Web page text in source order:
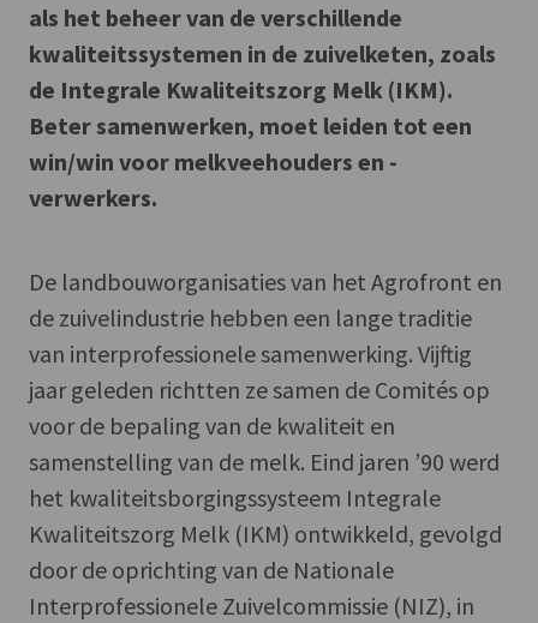
als het beheer van de verschillende
kwaliteitssystemen in de zuivelketen, zoals
de Integrale Kwaliteitszorg Melk (IKM).
Beter samenwerken, moet leiden tot een
win/win voor melkveehouders en -
verwerkers.
De landbouworganisaties van het Agrofront en
de zuivelindustrie hebben een lange traditie
van interprofessionele samenwerking. Vijftig
jaar geleden richtten ze samen de Comités op
voor de bepaling van de kwaliteit en
samenstelling van de melk. Eind jaren ’90 werd
het kwaliteitsborgingssysteem Integrale
Kwaliteitszorg Melk (IKM) ontwikkeld, gevolgd
door de oprichting van de Nationale
Interprofessionele Zuivelcommissie (NIZ), in